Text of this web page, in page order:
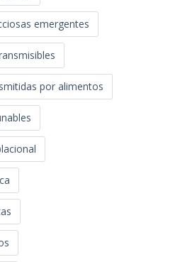
emergentes
por alimentos